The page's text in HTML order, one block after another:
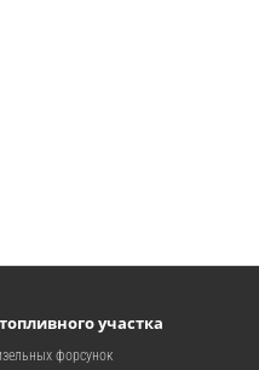
участка
форсунок